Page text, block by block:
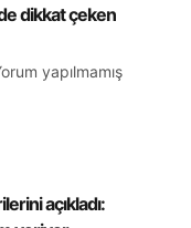
dikkat çeken
yapılmamış
açıkladı: